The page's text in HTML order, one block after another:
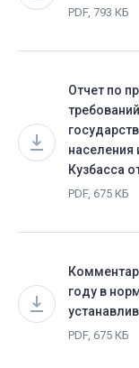
PDF, 793 КБ
Отчет по
населения
Кузбасса
PDF, 675 КБ
году в
PDF, 675 КБ